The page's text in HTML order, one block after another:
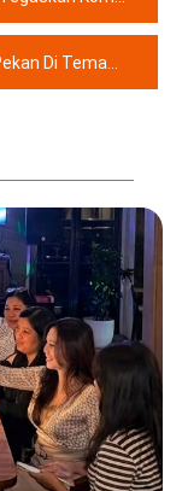
Suites Resort & Convention